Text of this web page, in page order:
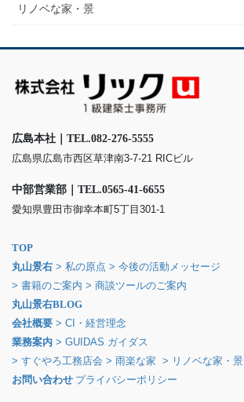
リノベな家・景
広島本社｜TEL.082-276-5555
広島県広島市西区草津南3-7-21 RICビル
中部営業部｜TEL.0565-41-6655
愛知県豊田市御幸本町5丁目301-1
TOP
丸山景右 > 私の原点 > 今後の活動メッセージ
> 書籍のご案内 > 商談ツールのご案内
丸山景右BLOG
会社概要 > CI・経営理念
業務案内 > GUIDAS ガイダス
> すぐやろ工務店会 > 雨楽な家 > リノベな家・景
お問い合わせ プライバシーポリシー